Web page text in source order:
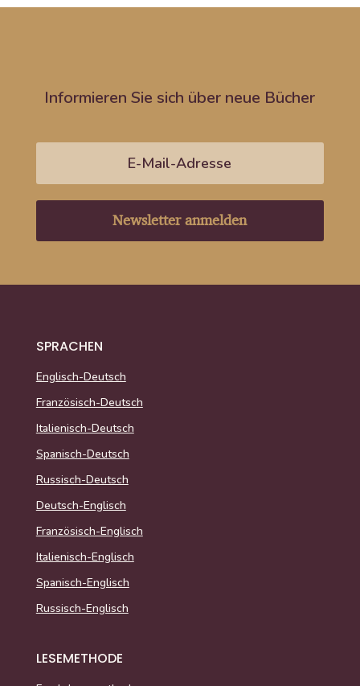
Informieren Sie sich über neue Bücher
Newsletter anmelden
SPRACHEN
Englisch-Deutsch
Französisch-Deutsch
Italienisch-Deutsch
Spanisch-Deutsch
Russisch-Deutsch
Deutsch-Englisch
Französisch-Englisch
Italienisch-Englisch
Spanisch-Englisch
Russisch-Englisch
LESEMETHODE